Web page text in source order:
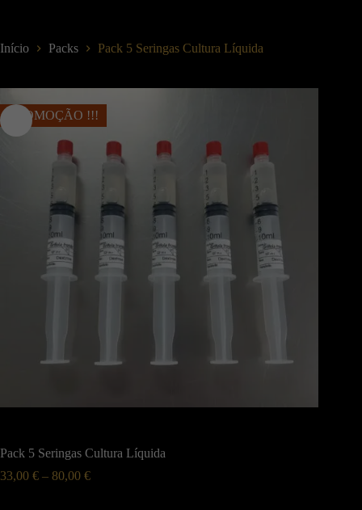
Início Packs Pack 5 Seringas Cultura Líquida
PROMOÇÃO !!!
Pack 5 Seringas Cultura Líquida
33,00 € – 80,00 €